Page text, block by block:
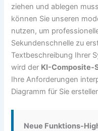
ziehen und ablegen
können Sie unseren
nutzen, um
Sekundenschnelle zu
Textbeschreibung Ihrer
wird der KI-Composite-
Ihre Anforderungen
Diagramm für Sie
Neue Funktions-